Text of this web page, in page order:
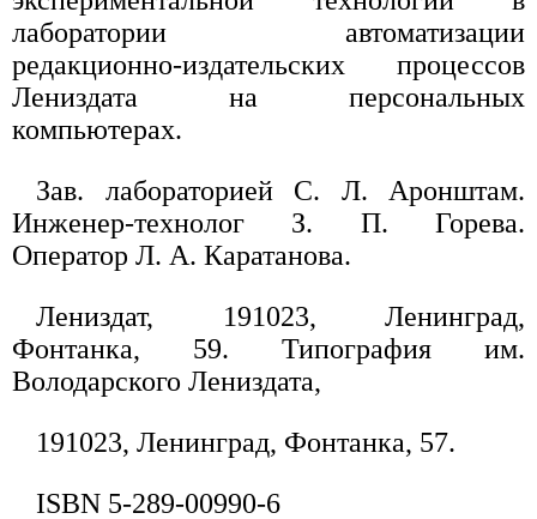
лаборатории автоматизации
редакционно-издательских процессов
Лениздата на персональных
компьютерах.
Зав. лабораторией С. Л. Аронштам.
Инженер-технолог З. П. Горева.
Оператор Л. А. Каратанова.
Лениздат, 191023, Ленинград,
Фонтанка, 59. Типография им.
Володарского Лениздата,
191023, Ленинград, Фонтанка, 57.
ISBN 5-289-00990-6